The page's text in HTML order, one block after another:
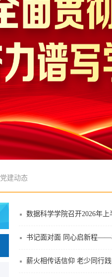
党建动态
数据科学学院召开2026年
书记面对面 同心启新程——
薪火相传话信仰 老少同行